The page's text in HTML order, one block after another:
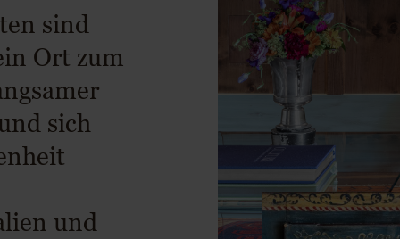
sind
Ort zum
sich
und